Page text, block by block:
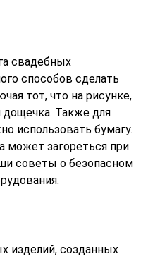
свадебных
способов сделать
тот, что на рисунке,
дощечка. Также для
использовать бумагу.
может загореться при
советы о безопасном
изделий, созданных